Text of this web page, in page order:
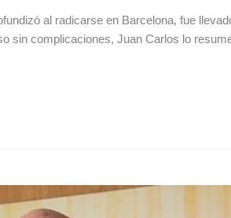
al radicarse en Barcelona, fue
sin complicaciones, Juan Carlos lo